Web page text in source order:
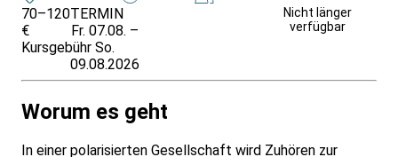
70–120
€
Kursgebühr
TERMIN
Fr. 07.08. –
So.
09.08.2026
Nicht länger
verfügbar
Worum es geht
In einer polarisierten Gesellschaft wird Zuhören zur